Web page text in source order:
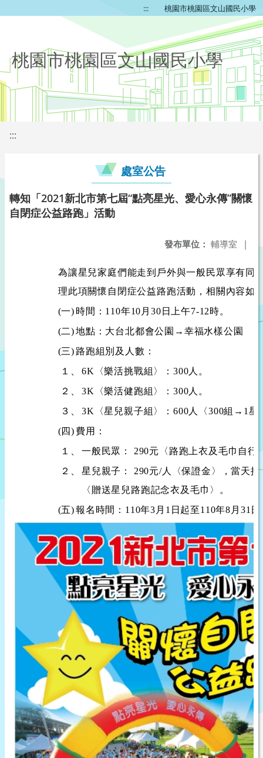
::: 桃園市桃園區文山國民小學
桃園市桃園區文山國民小學
:::
處室公告
轉知「2021新北市第七屆“點亮星光、愛心永傳”關懷
自閉症公益路跑」活動
發布單位： 輔導室 |
為讓星兒家庭們能走到戶外與一般民眾享有同
理此項關懷自閉症公益路跑活動，相關內容如
(一) 時間：110年10月30日上午7-12時。
(二)地點：大台北都會公園→幸福水樣公園
(三) 路跑組別及人數：
１、
6K〈樂活挑戰組〉：300人。
２、
3K〈樂活健跑組〉：300人。
３、
3K〈星兒親子組〉：600人〈300組→1星
(四) 費用：
１、
一般民眾： 290元〈路跑上衣及毛巾自行
２、
星兒親子： 290元/人〈保證金〉，當天
〈贈送星兒路跑記念衣及毛巾〉。
(五)報名時間：110年3月1日起至110年8月31